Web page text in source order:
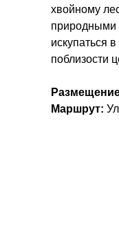
хвойному
природными
искупаться
поблизости
Маршрут: